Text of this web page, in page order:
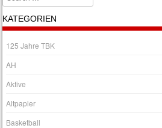
KATEGORIEN
125 Jahre TBK
AH
Aktive
Altpapier
Basketball